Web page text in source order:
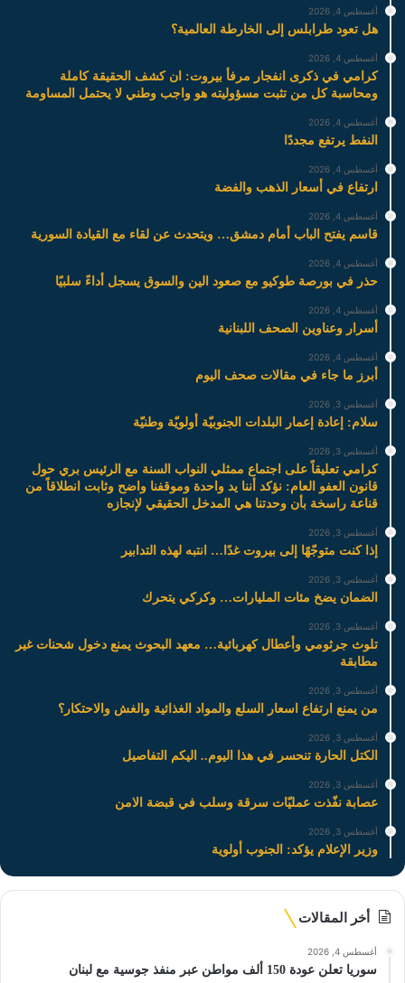
أغسطس 4, 2026
هل تعود طرابلس إلى الخارطة العالمية؟
أغسطس 4, 2026
كرامي في ذكرى انفجار مرفأ بيروت: ان كشف الحقيقة كاملة
ومحاسبة كل من تثبت مسؤوليته هو واجب وطني لا يحتمل المساومة
أغسطس 4, 2026
النفط يرتفع مجددًا
أغسطس 4, 2026
ارتفاع في أسعار الذهب والفضة
أغسطس 4, 2026
قاسم يفتح الباب أمام دمشق… ويتحدث عن لقاء مع القيادة السورية
أغسطس 4, 2026
حذر في بورصة طوكيو مع صعود الين والسوق يسجل أداءً سلبيًا
أغسطس 4, 2026
أسرار وعناوين الصحف اللبنانية
أغسطس 4, 2026
أبرز ما جاء في مقالات صحف اليوم
أغسطس 3, 2026
سلام: إعادة إعمار البلدات الجنوبيّة أولويّة وطنيّة
أغسطس 3, 2026
كرامي تعليقاً على اجتماع ممثلي النواب السنة مع الرئيس بري حول
قانون العفو العام: نؤكد أننا يد واحدة وموقفنا واضح وثابت انطلاقاً من
قناعة راسخة بأن وحدتنا هي المدخل الحقيقي لإنجازه
أغسطس 3, 2026
إذا كنت متوجّهًا إلى بيروت غدًا… انتبه لهذه التدابير
أغسطس 3, 2026
الضمان يضخ مئات المليارات… وكركي يتحرك
أغسطس 3, 2026
تلوث جرثومي وأعطال كهربائية… معهد البحوث يمنع دخول شحنات غير
مطابقة
أغسطس 3, 2026
من يمنع ارتفاع اسعار السلع والمواد الغذائية والغش والاحتكار؟
أغسطس 3, 2026
الكتل الحارة تنحسر في هذا اليوم.. اليكم التفاصيل
أغسطس 3, 2026
عصابة نفّذت عمليّات سرقة وسلب في قبضة الامن
أغسطس 3, 2026
وزير الإعلام يؤكد: الجنوب أولوية
أخر المقالات
أغسطس 4, 2026
سوريا تعلن عودة 150 ألف مواطن عبر منفذ جوسية مع لبنان